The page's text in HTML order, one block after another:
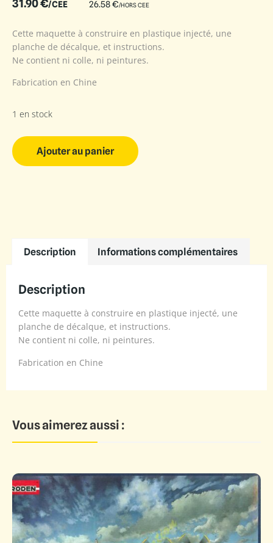
31.90€/CEE 26.58€/HORS CEE
Cette maquette à construire en plastique injecté, une
planche de décalque, et instructions.
Ne contient ni colle, ni peintures.
Fabrication en Chine
1 en stock
Ajouter au panier
Description Informations complémentaires
Description
Cette maquette à construire en plastique injecté, une
planche de décalque, et instructions.
Ne contient ni colle, ni peintures.
Fabrication en Chine
Vous aimerez aussi :